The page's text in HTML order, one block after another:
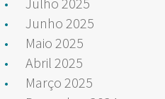
Junho 2025
Maio 2025
Abril 2025
Março 2025